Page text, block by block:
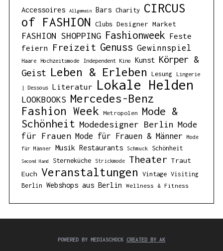
Accessoires Allgemein Bars Charity CIRCUS
of FASHION Clubs Designer Market
FASHION SHOPPING Fashionweek Feste
feiern
Freizeit Genuss Gewinnspiel
Haare Hochzeitsmode Independent Kino Kunst Körper &
Geist Leben & Erleben Lesung Lingerie
| Dessous Literatur Lokale Helden
LOOKBOOKS Mercedes-Benz
Fashion Week Metropolen
Mode &
Schönheit Modedesigner Berlin Mode
für Frauen Mode für Frauen & Männer
Mode
für Männer
Musik Restaurants Schmuck Schönheit
Second Hand Sterneküche Strickmode Theater Traut
Euch Veranstaltungen Vintage Visiting
Berlin Webshops aus Berlin Wellness & Fitness
POWERED BY MEDIASCHOCK CREATED BY AK